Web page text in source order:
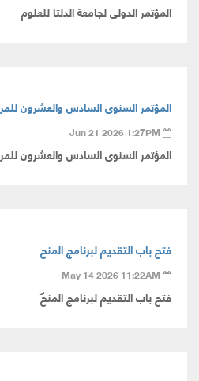
المؤتمر الدولى لجامعة الدلتا للعلوم
المؤتمر السنوى السادس والعشرون
Jun 21 2026 1:27PM
المؤتمر السنوى السادس والعشرون
فتح باب التقديم لبرنامج المنح
May 14 2026 11:22AM
فتح باب التقديم لبرنامج المنح